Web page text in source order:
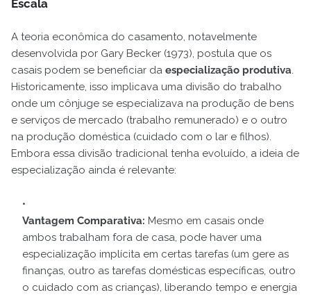
Escala
A teoria econômica do casamento, notavelmente
desenvolvida por Gary Becker (1973), postula que os
casais podem se beneficiar da especialização produtiva.
Historicamente, isso implicava uma divisão do trabalho
onde um cônjuge se especializava na produção de bens
e serviços de mercado (trabalho remunerado) e o outro
na produção doméstica (cuidado com o lar e filhos).
Embora essa divisão tradicional tenha evoluído, a ideia de
especialização ainda é relevante:
Vantagem Comparativa: Mesmo em casais onde
ambos trabalham fora de casa, pode haver uma
especialização implícita em certas tarefas (um gere as
finanças, outro as tarefas domésticas específicas, outro
o cuidado com as crianças), liberando tempo e energia